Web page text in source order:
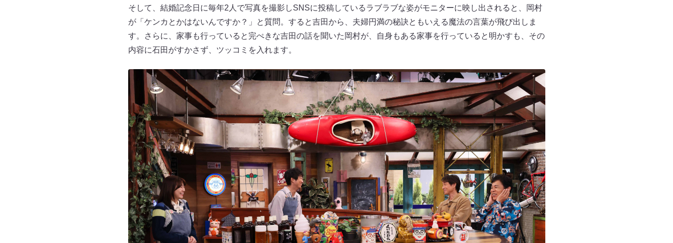
そして、結婚記念日に毎年2人で写真を撮影しSNSに投稿しているラブラブな姿がモニターに映し出されると、岡村
が「ケンカとかはないんですか？」と質問。すると吉田から、夫婦円満の秘訣ともいえる魔法の言葉が飛び出しま
す。さらに、家事も行っていると完ぺきな吉田の話を聞いた岡村が、自身もある家事を行っていると明かすも、その
内容に石田がすかさず、ツッコミを入れます。